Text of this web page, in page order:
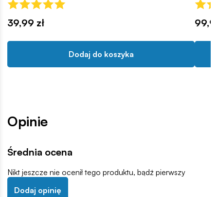
39,99 zł
Dodaj do koszyka
Opinie
Średnia ocena
Nikt jeszcze nie ocenił tego produktu, bądź pierwszy
Dodaj opinię